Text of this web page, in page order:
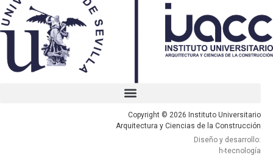
Copyright © 2026 Instituto Universitario
Arquitectura y Ciencias de la Construcción
Diseño y desarrollo:
h-tecnología